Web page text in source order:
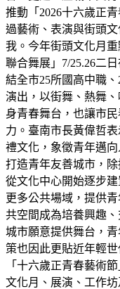
推動「2026十六歲正
過藝術、表演與街頭
我。今年街頭文化月
聯合舞展」7/25.26二
結全市25所國高中職
演出，以街舞、熱舞
身青春舞台，也讓市
力。臺南市長黃偉哲
禮文化，象徵青年邁
打造青年友善城市，
從文化中心開始逐步
更多公共場域，提供
共空間成為培養興趣
城市願意提供舞台，
策也因此更貼近年輕
「十六歲正青春藝術
文化月、展演、工作